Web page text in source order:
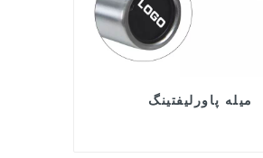
میله پاورلیفتینگ